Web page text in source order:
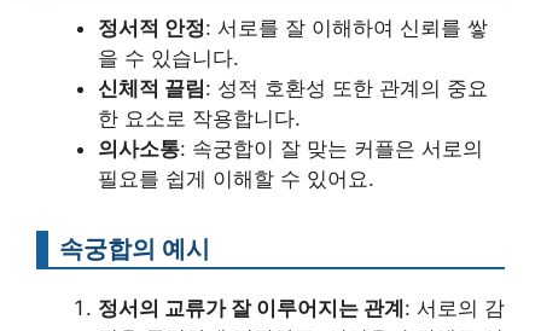
정서적 안정: 서로를 잘 이해하여 신뢰를 쌓
을 수 있습니다.
신체적 끌림: 성적 호환성 또한 관계의 중요
한 요소로 작용합니다.
의사소통: 속궁합이 잘 맞는 커플은 서로의
필요를 쉽게 이해할 수 있어요.
속궁합의 예시
정서의 교류가 잘 이루어지는 관계: 서로의 감